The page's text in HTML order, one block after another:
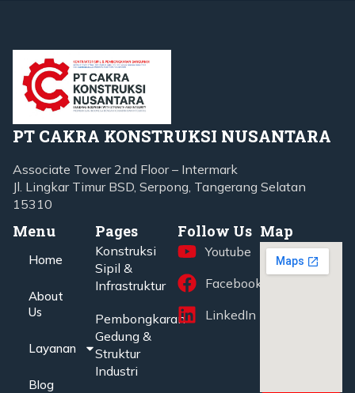
PT CAKRA KONSTRUKSI NUSANTARA
Associate Tower 2nd Floor – Intermark
Jl. Lingkar Timur BSD, Serpong, Tangerang Selatan
15310
Menu
Home
About
Us
Layanan
Blog
Pages
Konstruksi
Sipil &
Infrastruktur
Pembongkaran
Gedung &
Struktur
Industri
Follow Us
Youtube
Facebook
LinkedIn
Map